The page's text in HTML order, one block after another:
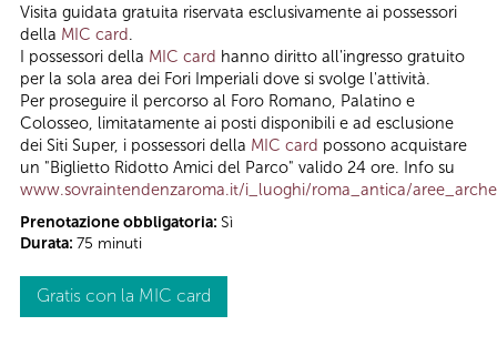
Visita guidata gratuita riservata esclusivamente ai possessori
della MIC card.
I possessori della MIC card hanno diritto all'ingresso gratuito
per la sola area dei Fori Imperiali dove si svolge l'attività.
Per proseguire il percorso al Foro Romano, Palatino e
Colosseo, limitatamente ai posti disponibili e ad esclusione
dei Siti Super, i possessori della MIC card possono acquistare
un "Biglietto Ridotto Amici del Parco" valido 24 ore. Info su
www.sovraintendenzaroma.it/i_luoghi/roma_antica/
Prenotazione obbligatoria: Sì
Durata: 75 minuti
Gratis con la MIC card